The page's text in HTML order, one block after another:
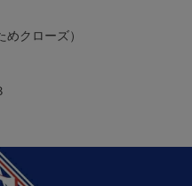
クローズ）